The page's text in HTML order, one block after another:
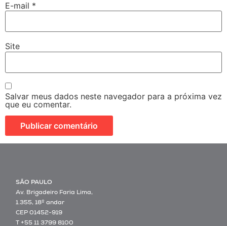
E-mail *
Site
Salvar meus dados neste navegador para a próxima vez
que eu comentar.
SÃO PAULO
Av. Brigadeiro Faria Lima,
1.355, 18º andar
CEP 01452-919
T +55 11 3799 8100